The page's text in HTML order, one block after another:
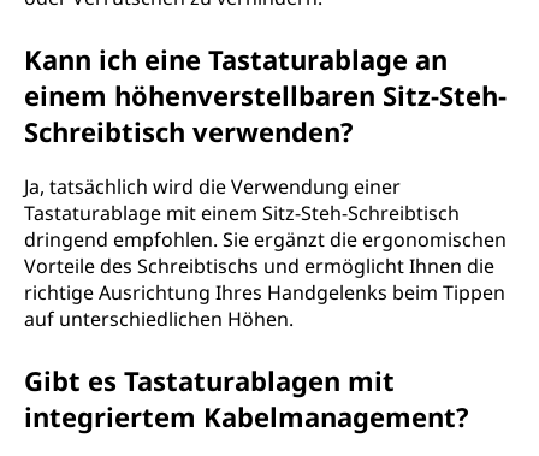
Kann ich eine Tastaturablage an
einem höhenverstellbaren Sitz-Steh-
Schreibtisch verwenden?
Ja, tatsächlich wird die Verwendung einer
Tastaturablage mit einem Sitz-Steh-Schreibtisch
dringend empfohlen. Sie ergänzt die ergonomischen
Vorteile des Schreibtischs und ermöglicht Ihnen die
richtige Ausrichtung Ihres Handgelenks beim Tippen
auf unterschiedlichen Höhen.
Gibt es Tastaturablagen mit
integriertem Kabelmanagement?